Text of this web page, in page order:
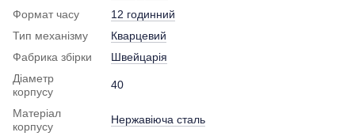
Формат часу
12 годинний
Тип механізму
Кварцевий
Фабрика збірки
Швейцарія
Діаметр
корпусу
40
Матеріал
корпусу
Нержавіюча сталь